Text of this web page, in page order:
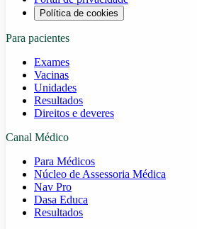
Política de cookies
Para pacientes
Exames
Vacinas
Unidades
Resultados
Direitos e deveres
Canal Médico
Para Médicos
Núcleo de Assessoria Médica
Nav Pro
Dasa Educa
Resultados